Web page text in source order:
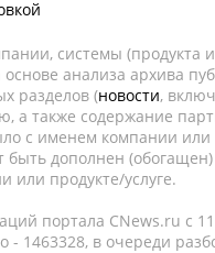
системы (продукта
основе анализа архива
разделов (новости,
а также содержание
с именем компании или
дополнен
или продукте/услуге.
портала CNews.ru c
1463328, в очереди